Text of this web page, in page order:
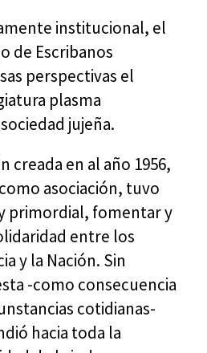
institucional, el
de Escribanos
perspectivas el
plasma
jujeña.
creada en al año 1956,
asociación, tuvo
primordial, fomentar y
entre los
y la Nación. Sin
-como consecuencia
cotidianas-
hacia toda la